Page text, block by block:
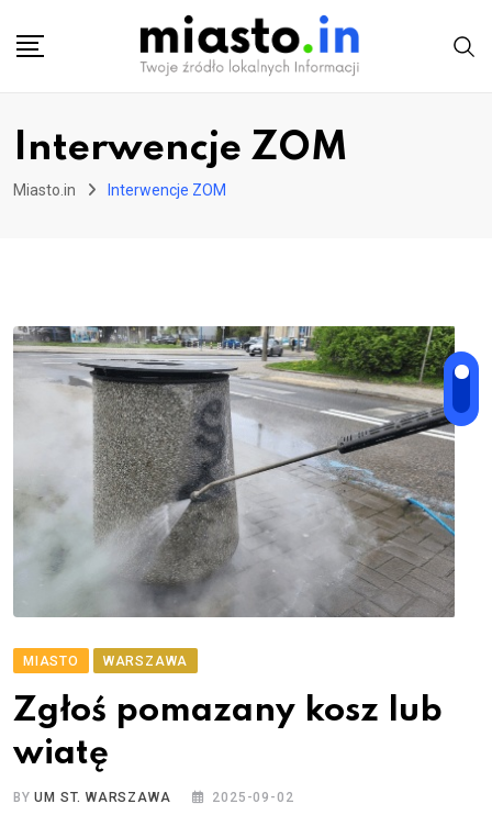
Interwencje ZOM
Miasto.in Interwencje ZOM
MIASTO WARSZAWA
Zgłoś pomazany kosz lub
wiatę
BYUM ST. WARSZAWA 2025-09-02